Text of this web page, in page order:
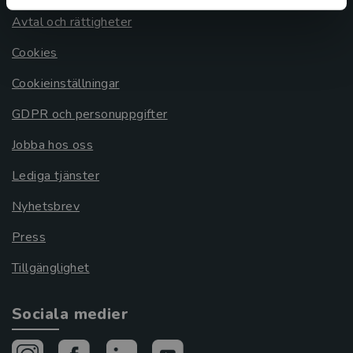
Avtal och rättigheter
Cookies
Cookieinställningar
GDPR och personuppgifter
Jobba hos oss
Lediga tjänster
Nyhetsbrev
Press
Tillgänglighet
Sociala medier